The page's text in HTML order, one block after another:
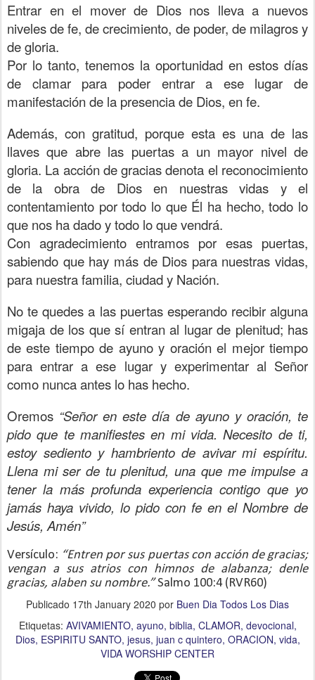
Entrar en el mover de Dios nos lleva a nuevos
niveles de fe, de crecimiento, de poder, de milagros y
de gloria.
Por lo tanto, tenemos la oportunidad en estos días
de clamar para poder entrar a ese lugar de
manifestación de la presencia de Dios, en fe.
Además, con gratitud, porque esta es una de las
llaves que abre las puertas a un mayor nivel de
gloria. La acción de gracias denota el reconocimiento
de la obra de Dios en nuestras vidas y el
contentamiento por todo lo que Él ha hecho, todo lo
que nos ha dado y todo lo que vendrá.
Con agradecimiento entramos por esas puertas,
sabiendo que hay más de Dios para nuestras vidas,
para nuestra familia, ciudad y Nación.
No te quedes a las puertas esperando recibir alguna
migaja de los que sí entran al lugar de plenitud; has
de este tiempo de ayuno y oración el mejor tiempo
para entrar a ese lugar y experimentar al Señor
como nunca antes lo has hecho.
Oremos “Señor en este día de ayuno y oración, te
pido que te manifiestes en mi vida. Necesito de ti,
estoy sediento y hambriento de avivar mi espíritu.
Llena mi ser de tu plenitud, una que me impulse a
tener la más profunda experiencia contigo que yo
jamás haya vivido, lo pido con fe en el Nombre de
Jesús, Amén”
Versículo: “Entren por sus puertas con acción de gracias;
vengan a sus atrios con himnos de alabanza; denle
gracias, alaben su nombre.” Salmo 100:4 (RVR60)
Publicado 17th January 2020 por Buen Dia Todos Los Dias
Etiquetas: AVIVAMIENTO ayuno biblia CLAMOR devocional
Dios ESPIRITU SANTO jesus juan c quintero ORACION vida
VIDA WORSHIP CENTER